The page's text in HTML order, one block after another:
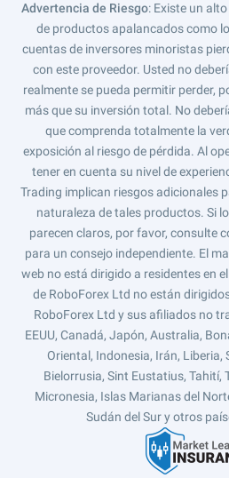
Advertencia de Riesgo: Existe un
de productos apalancados como
cuentas de inversores minoristas
con este proveedor. Usted no
realmente se pueda permitir perder,
más que su inversión total. No
que comprenda totalmente la
exposición al riesgo de pérdida. Al
tener en cuenta su nivel de
Trading implican riesgos adicionales
naturaleza de tales productos. Si
parecen claros, por favor, consulte
para un consejo independiente. El
web no está dirigido a residentes en
de RoboForex Ltd no están
RoboForex Ltd y sus afiliados no
EEUU, Canadá, Japón, Australia,
Oriental, Indonesia, Irán, Liberia,
Bielorrusia, Sint Eustatius, Tahití,
Micronesia, Islas Marianas del
Sudán del Sur y otros